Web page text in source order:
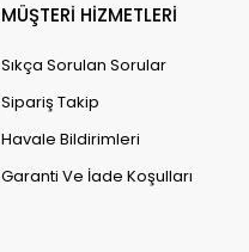
MÜŞTERİ HİZMETLERİ
Sıkça Sorulan Sorular
Sipariş Takip
Havale Bildirimleri
Garanti Ve İade Koşulları